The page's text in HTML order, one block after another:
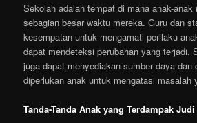
Sekolah adalah tempat di mana anak-anak
sebagian besar waktu mereka. Guru dan
kesempatan untuk mengamati perilaku
dapat mendeteksi perubahan yang terjadi.
juga dapat menyediakan sumber daya dan
diperlukan anak untuk mengatasi masalah
Tanda-Tanda Anak yang Terdampak